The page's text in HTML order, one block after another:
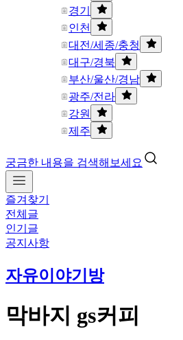
경기
인천
대전/세종/충청
대구/경북
부산/울산/경남
광주/전라
강원
제주
궁금한 내용을 검색해보세요
즐겨찾기
전체글
인기글
공지사항
자유이야기방
막바지 gs커피